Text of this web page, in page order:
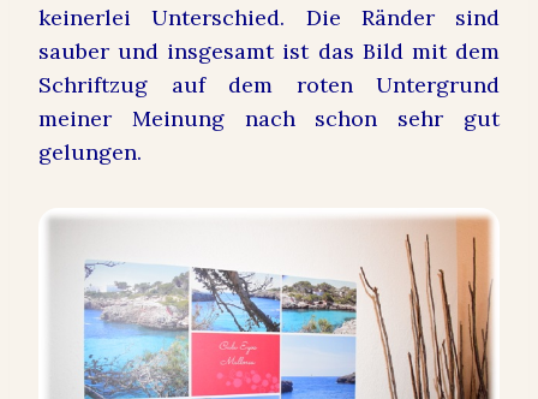
keinerlei Unterschied. Die Ränder sind
sauber und insgesamt ist das Bild mit dem
Schriftzug auf dem roten Untergrund
meiner Meinung nach schon sehr gut
gelungen.